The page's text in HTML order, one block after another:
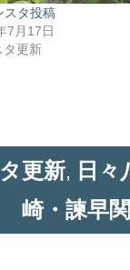
スタ投稿
7月17日
タ更新
更新, 日々
崎・諫早